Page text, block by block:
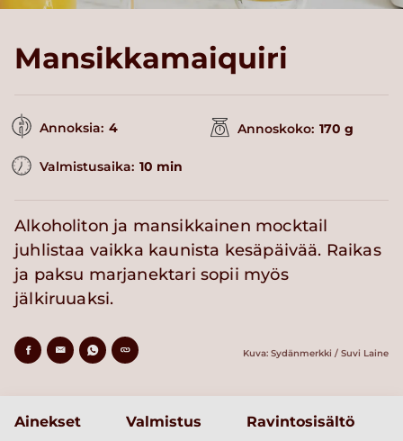
Mansikkamaiquiri
Annoksia: 4 Annoskoko: 170 g
Valmistusaika: 10 min
Alkoholiton ja mansikkainen mocktail
juhlistaa vaikka kaunista kesäpäivää. Raikas
ja paksu marjanektari sopii myös
jälkiruuaksi.
Kuva: Sydänmerkki / Suvi Laine
Ainekset Valmistus Ravintosisältö